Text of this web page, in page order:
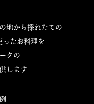
地から採れたての
ったお料理を
タの
します